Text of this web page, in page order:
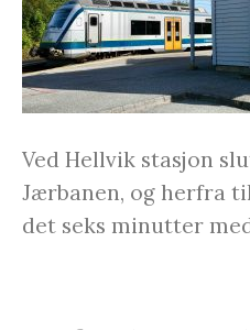
Ved Hellvik stasjon
Jærbanen, og herfra
det seks minutter